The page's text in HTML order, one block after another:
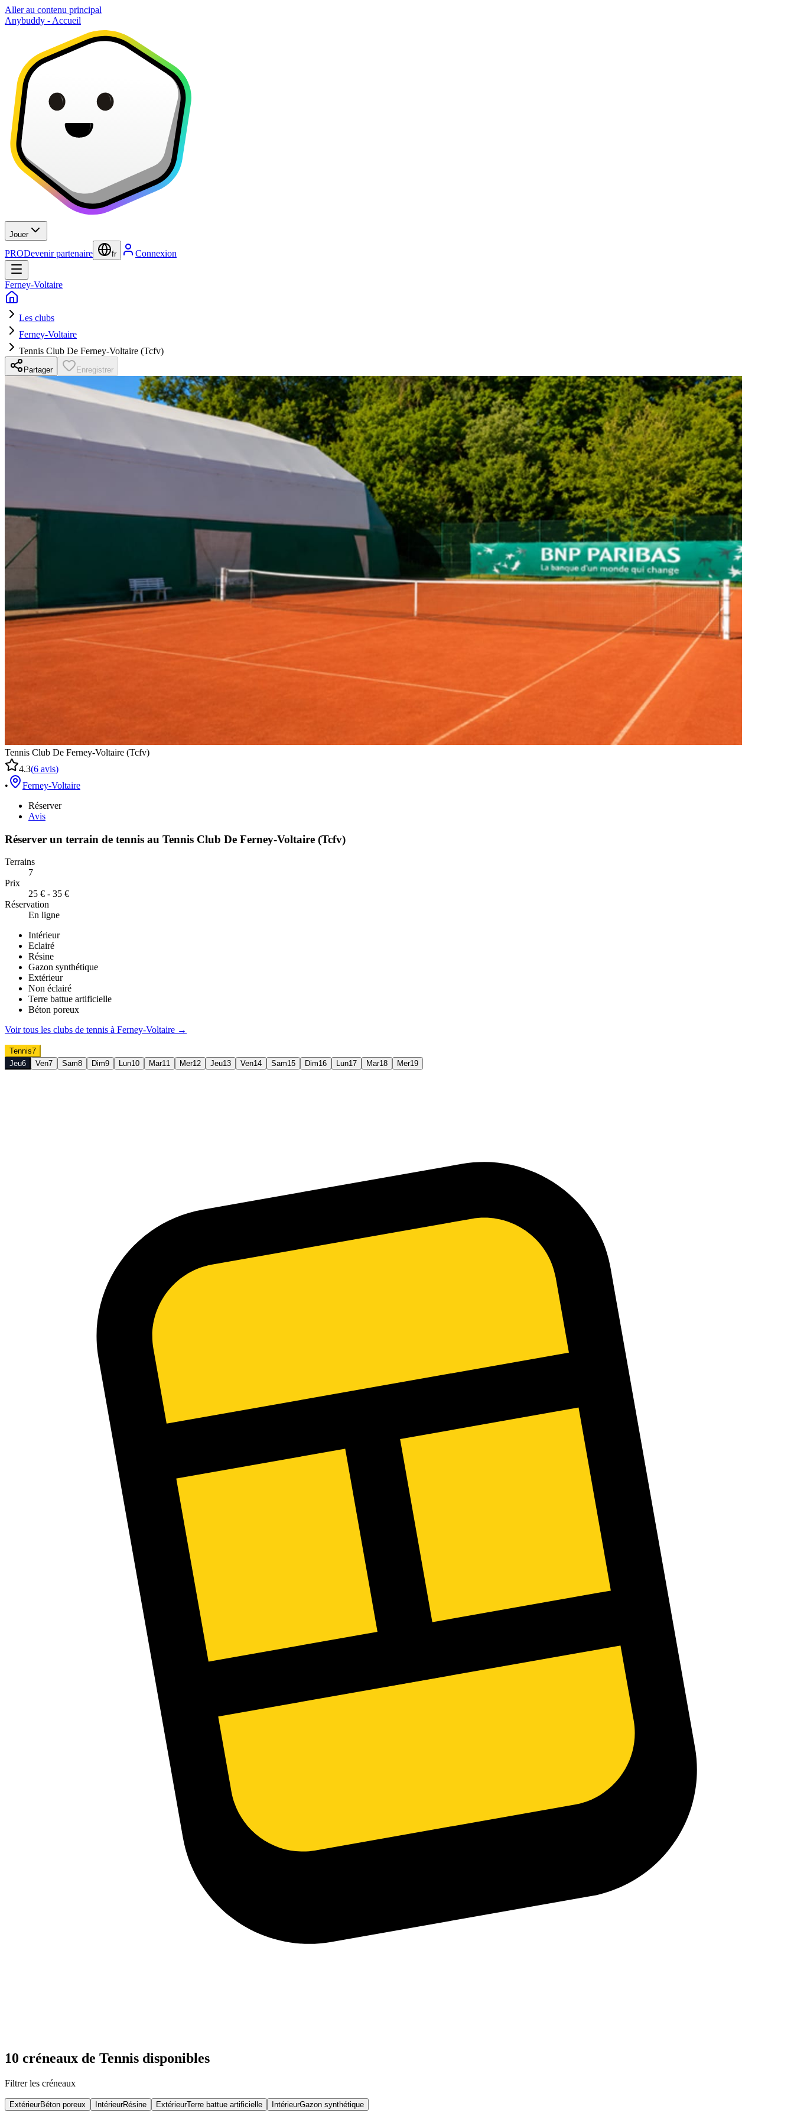
Aller au contenu principal
Anybuddy - Accueil
Jouer
PRODevenir partenaire fr Connexion
Ferney-Voltaire
Les clubs
Ferney-Voltaire
Tennis Club De Ferney-Voltaire (Tcfv)
Partager Enregistrer
Tennis Club De Ferney-Voltaire (Tcfv)
4.3(6 avis)
•
Ferney-Voltaire
Réserver
Avis
Réserver un terrain de tennis au Tennis Club De Ferney-Voltaire (Tcfv)
Terrains
7
Prix
25 € - 35 €
Réservation
En ligne
Intérieur
Eclairé
Résine
Gazon synthétique
Extérieur
Non éclairé
Terre battue artificielle
Béton poreux
Voir tous les clubs de tennis à Ferney-Voltaire →
Tennis7
Jeu6 Ven7 Sam8 Dim9 Lun10 Mar11 Mer12 Jeu13 Ven14 Sam15 Dim16 Lun17 Mar18 Mer19
10 créneaux de Tennis disponibles
Filtrer les créneaux
ExtérieurBéton poreux IntérieurRésine ExtérieurTerre battue artificielle IntérieurGazon synthétique